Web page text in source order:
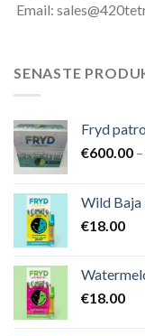
Email:
SENASTE
Fryd
€600.00 –
Wild Baja
€18.00
€18.00